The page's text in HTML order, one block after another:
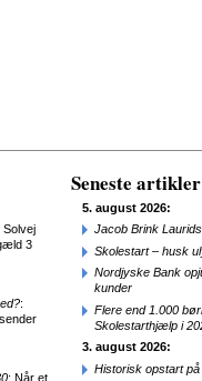
Solvej
3
:
: Når et
Seneste artikler
5. august 2026:
Jacob Brink
Skolestart – husk
Nordjyske Bank
kunder
Flere end 1.000
Skolestarthjælp i
3. august 2026:
Historisk opstart